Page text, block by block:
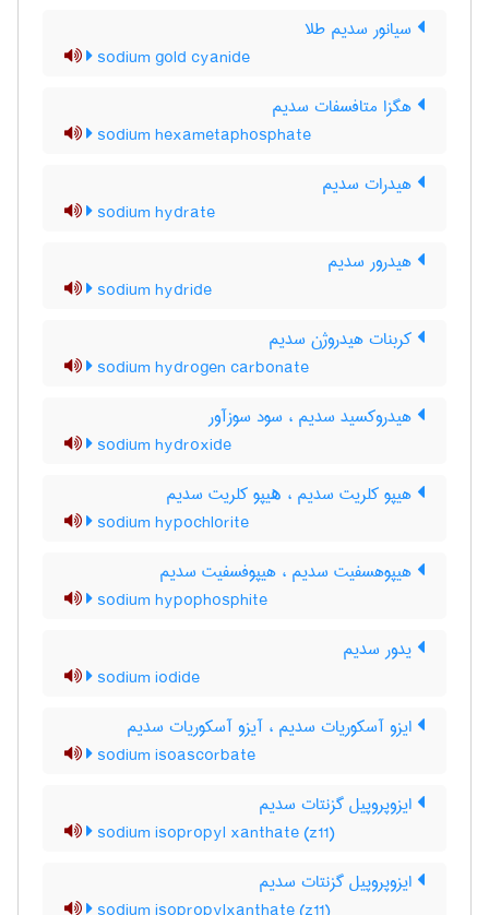
سیانور سدیم طلا
sodium gold cyanide
هگزا متافسفات سدیم
sodium hexametaphosphate
هیدرات سدیم
sodium hydrate
هیدرور سدیم
sodium hydride
کربنات هیدروژن سدیم
sodium hydrogen carbonate
هیدروکسید سدیم ، سود سوزآور
sodium hydroxide
هیپو کلریت سدیم ، ھیپو کلریت سدیم
sodium hypochlorite
هیپوهسفیت سدیم ، هیپوفسفیت سدیم
sodium hypophosphite
یدور سدیم
sodium iodide
ایزو آسکوریات سدیم ، آیزو آسکوریات سدیم
sodium isoascorbate
ایزوپروپیل گزنتات سدیم
sodium isopropyl xanthate (z11)
ایزوپروپیل گزنتات سدیم